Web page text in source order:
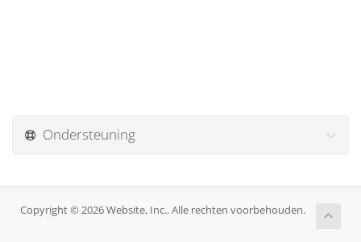
Ondersteuning
Copyright © 2026 Website, Inc.. Alle rechten voorbehouden.